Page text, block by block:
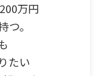
万円
つ。
たい